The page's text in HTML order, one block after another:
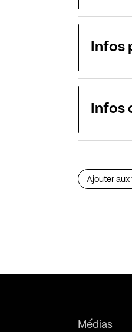
Infos
Infos
Ajouter aux
Médias